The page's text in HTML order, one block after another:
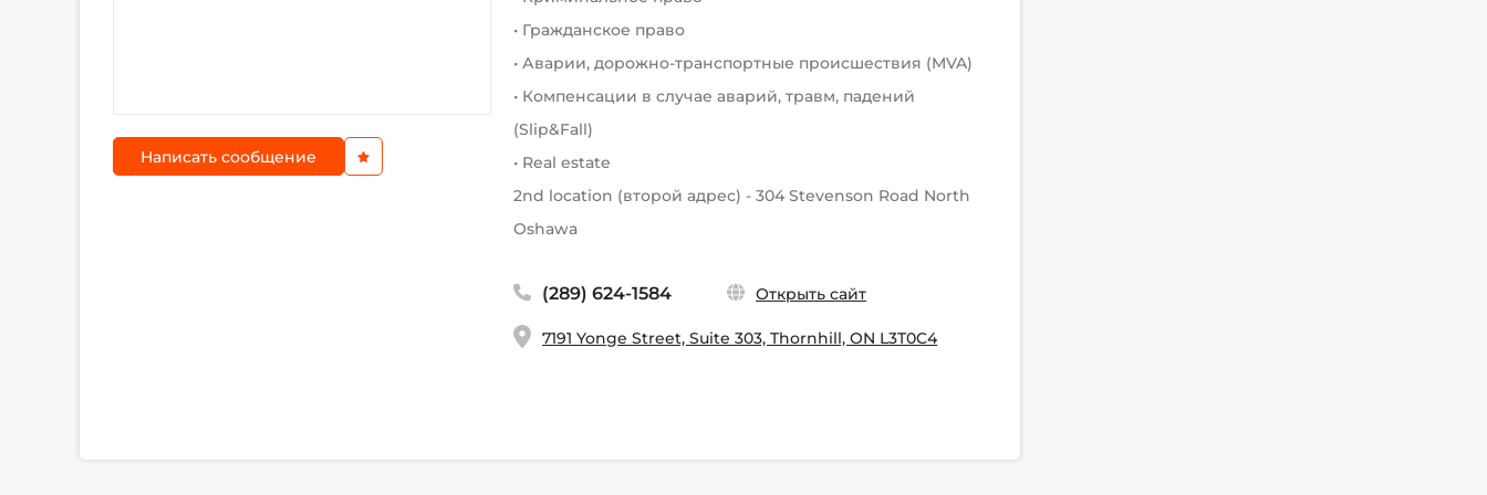
Написать сообщение
• Гражданское право
• Аварии, дорожно-транспортные происшествия (MVA)
• Компенсации в случае аварий, травм, падений
(Slip&Fall)
• Real estate
2nd location (второй адрес) - 304 Stevenson Road North
Oshawa
(289) 624-1584 Открыть сайт
7191 Yonge Street, Suite 303, Thornhill, ON L3T0C4